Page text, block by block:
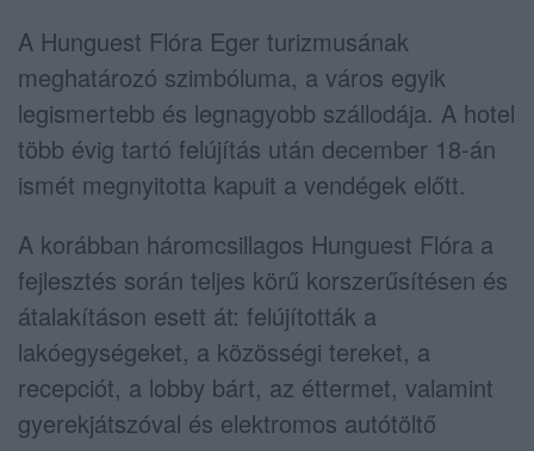
A Hunguest Flóra Eger turizmusának
meghatározó szimbóluma, a város egyik
legismertebb és legnagyobb szállodája. A hotel
több évig tartó felújítás után december 18-án
ismét megnyitotta kapuit a vendégek előtt.
A korábban háromcsillagos Hunguest Flóra a
fejlesztés során teljes körű korszerűsítésen és
átalakításon esett át: felújították a
lakóegységeket, a közösségi tereket, a
recepciót, a lobby bárt, az éttermet, valamint
gyerekjátszóval és elektromos autótöltő